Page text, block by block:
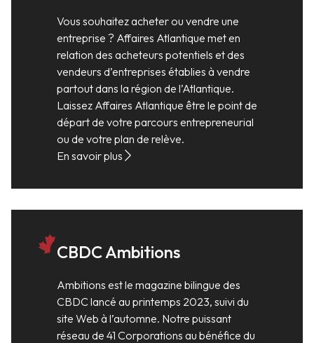
Vous souhaitez acheter ou vendre une
entreprise ? Affaires Atlantique met en
relation des acheteurs potentiels et des
vendeurs d’entreprises établies à vendre
partout dans la région de l’Atlantique.
Laissez Affaires Atlantique être le point de
départ de votre parcours entrepreneurial
ou de votre plan de relève.
En savoir plus
CBDC Ambitions
Ambitions est le magazine bilingue des
CBDC lancé au printemps 2023, suivi du
site Web à l’automne. Notre puissant
réseau de 41 Corporations au bénéfice du